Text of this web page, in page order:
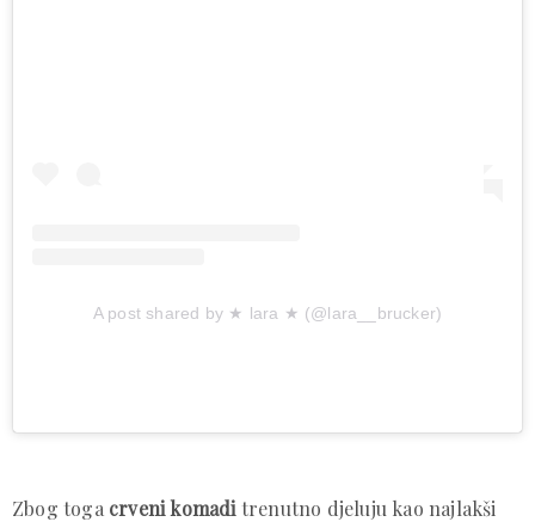
A post shared by ★ lara ★ (@lara__brucker)
Zbog toga crveni komadi trenutno djeluju kao najlakši